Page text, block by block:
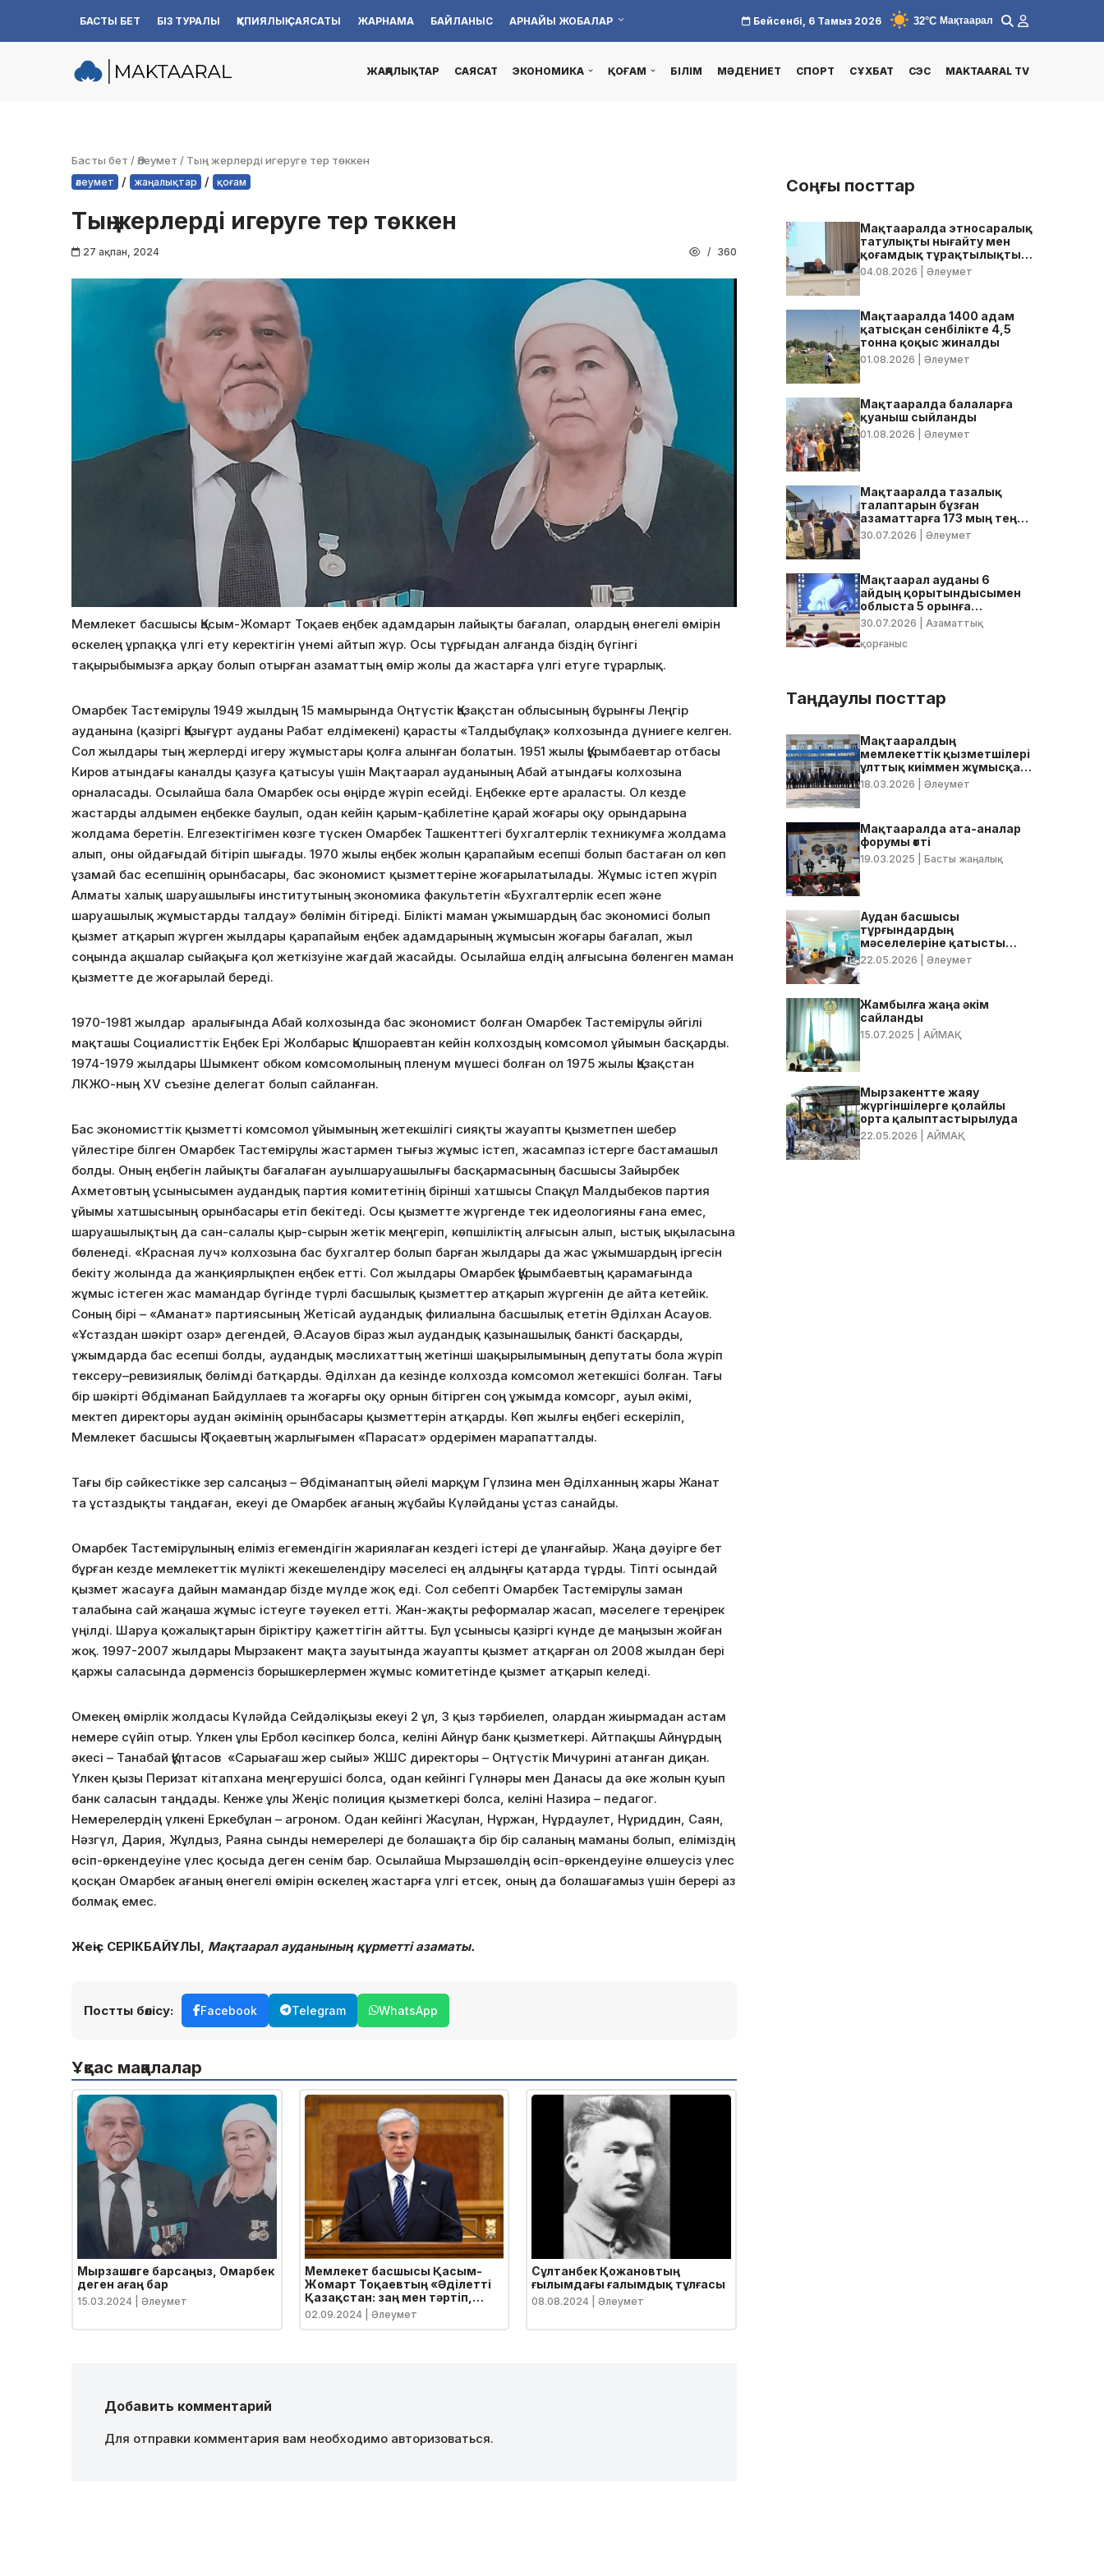
Skip
БАСТЫ БЕТ БІЗ ТУРАЛЫ ҚҰПИЯЛЫҚ САЯСАТЫ ЖАРНАМА БАЙЛАНЫС АРНАЙЫ ЖОБАЛАР Бейсенбі, 6 Тамыз 2026 32°C Мақтаарал
ЖАҢАЛЫҚТАР САЯСАТ ЭКОНОМИКА ҚОҒАМ БІЛІМ МӘДЕНИЕТ СПОРТ СҰХБАТ СЭС MAKTAARAL TV
Басты бет /Әлеумет / Тың жерлерді игеруге тер төккен
әлеумет / жаңалықтар / қоғам
Тың жерлерді игеруге тер төккен
27 ақпан, 2024 360
Мемлекет басшысы Қасым-Жомарт Тоқаев еңбек адамдарын лайықты бағалап, олардың өнегелі өмірін
өскелең ұрпаққа үлгі ету керектігін үнемі айтып жүр. Осы тұрғыдан алғанда біздің бүгінгі
тақырыбымызға арқау болып отырған азаматтың өмір жолы да жастарға үлгі етуге тұрарлық.
Омарбек Тастемірұлы 1949 жылдың 15 мамырында Оңтүстік Қазақстан облысының бұрынғы Леңгір
ауданына (қазіргі Қазығұрт ауданы Рабат елдімекені) қарасты «Талдыбұлақ» колхозында дүниеге келген.
Сол жылдары тың жерлерді игеру жұмыстары қолға алынған болатын. 1951 жылы Құрымбаевтар отбасы
Киров атындағы каналды қазуға қатысуы үшін Мақтаарал ауданының Абай атындағы колхозына
орналасады. Осылайша бала Омарбек осы өңірде жүріп есейді. Еңбекке ерте араласты. Ол кезде
жастарды алдымен еңбекке баулып, одан кейін қарым-қабілетіне қарай жоғары оқу орындарына
жолдама беретін. Елгезектігімен көзге түскен Омарбек Ташкенттегі бухгалтерлік техникумға жолдама
алып, оны ойдағыдай бітіріп шығады. 1970 жылы еңбек жолын қарапайым есепші болып бастаған ол көп
ұзамай бас есепшінің орынбасары, бас экономист қызметтеріне жоғарылатылады. Жұмыс істеп жүріп
Алматы халық шаруашылығы институтының экономика факультетін «Бухгалтерлік есеп және
шаруашылық жұмыстарды талдау» бөлімін бітіреді. Білікті маман ұжымшардың бас экономисі болып
қызмет атқарып жүрген жылдары қарапайым еңбек адамдарының жұмысын жоғары бағалап, жыл
соңында ақшалар сыйақыға қол жеткізуіне жағдай жасайды. Осылайша елдің алғысына бөленген маман
қызметте де жоғарылай береді.
1970-1981 жылдар аралығында Абай колхозында бас экономист болған Омарбек Тастемірұлы әйгілі
мақташы Социалисттік Еңбек Ері Жолбарыс Қалшораевтан кейін колхоздың комсомол ұйымын басқарды.
1974-1979 жылдары Шымкент обком комсомолының пленум мүшесі болған ол 1975 жылы Қазақстан
ЛКЖО-ның XV съезіне делегат болып сайланған.
Бас экономисттік қызметті комсомол ұйымының жетекшілігі сияқты жауапты қызметпен шебер
үйлестіре білген Омарбек Тастемірұлы жастармен тығыз жұмыс істеп, жасампаз істерге бастамашыл
болды. Оның еңбегін лайықты бағалаған ауылшаруашылығы басқармасының басшысы Зайырбек
Ахметовтың ұсынысымен аудандық партия комитетінің бірінші хатшысы Спақұл Малдыбеков партия
ұйымы хатшысының орынбасары етіп бекітеді. Осы қызметте жүргенде тек идеологияны ғана емес,
шаруашылықтың да сан-салалы қыр-сырын жетік меңгеріп, көпшіліктің алғысын алып, ыстық ықыласына
бөленеді. «Красная луч» колхозына бас бухгалтер болып барған жылдары да жас ұжымшардың іргесін
бекіту жолында да жанқиярлықпен еңбек етті. Сол жылдары Омарбек Құрымбаевтың қарамағында
жұмыс істеген жас мамандар бүгінде түрлі басшылық қызметтер атқарып жүргенін де айта кетейік.
Соның бірі – «Аманат» партиясының Жетісай аудандық филиалына басшылық ететін Әділхан Асауов.
«Ұстаздан шәкірт озар» дегендей, Ә.Асауов біраз жыл аудандық қазынашылық банкті басқарды,
ұжымдарда бас есепші болды, аудандық мәслихаттың жетінші шақырылымының депутаты бола жүріп
тексеру–ревизиялық бөлімді батқарды. Әділхан да кезінде колхозда комсомол жетекшісі болған. Тағы
бір шәкірті Әбдіманап Байдуллаев та жоғарғы оқу орнын бітірген соң ұжымда комсорг, ауыл әкімі,
мектеп директоры аудан әкімінің орынбасары қызметтерін атқарды. Көп жылғы еңбегі ескеріліп,
Мемлекет басшысы Қ.Тоқаевтың жарлығымен «Парасат» ордерімен марапатталды.
Тағы бір сәйкестікке зер салсаңыз – Әбдіманаптың әйелі марқұм Гүлзина мен Әділханның жары Жанат
та ұстаздықты таңдаған, екеуі де Омарбек ағаның жұбайы Күләйданы ұстаз санайды.
Омарбек Тастемірұлының еліміз егемендігін жариялаған кездегі істері де ұланғайыр. Жаңа дәуірге бет
бұрған кезде мемлекеттік мүлікті жекешелендіру мәселесі ең алдыңғы қатарда тұрды. Тіпті осындай
қызмет жасауға дайын мамандар бізде мүлде жоқ еді. Сол себепті Омарбек Тастемірұлы заман
талабына сай жаңаша жұмыс істеуге тәуекел етті. Жан-жақты реформалар жасап, мәселеге тереңірек
үңілді. Шаруа қожалықтарын біріктіру қажеттігін айтты. Бұл ұсынысы қазіргі күнде де маңызын жойған
жоқ. 1997-2007 жылдары Мырзакент мақта зауытында жауапты қызмет атқарған ол 2008 жылдан бері
қаржы саласында дәрменсіз борышкерлермен жұмыс комитетінде қызмет атқарып келеді.
Омекең өмірлік жолдасы Күләйда Сейдәліқызы екеуі 2 ұл, 3 қыз тәрбиелеп, олардан жиырмадан астам
немере сүйіп отыр. Үлкен ұлы Ербол кәсіпкер болса, келіні Айнұр банк қызметкері. Айтпақшы Айнұрдың
әкесі – Танабай Құлтасов «Сарыағаш жер сыйы» ЖШС директоры – Оңтүстік Мичурині атанған диқан.
Үлкен қызы Перизат кітапхана меңгерушісі болса, одан кейінгі Гүлнәры мен Данасы да әке жолын қуып
банк саласын таңдады. Кенже ұлы Жеңіс полиция қызметкері болса, келіні Назира – педагог.
Немерелердің үлкені Еркебұлан – агроном. Одан кейінгі Жасұлан, Нұржан, Нұрдаулет, Нұриддин, Саян,
Нәзгүл, Дария, Жұлдыз, Раяна сынды немерелері де болашақта бір бір саланың маманы болып, еліміздің
өсіп-өркендеуіне үлес қосыда деген сенім бар. Осылайша Мырзашөлдің өсіп-өркендеуіне өлшеусіз үлес
қосқан Омарбек ағаның өнегелі өмірін өскелең жастарға үлгі етсек, оның да болашағамыз үшін берері аз
болмақ емес.
Жеңіс СЕРІКБАЙҰЛЫ, Мақтаарал ауданының құрметті азаматы.
Постты бөлісу: Facebook Telegram WhatsApp
Ұқсас мақалалар
Мырзашөлге барсаңыз, Омарбек
деген ағаң бар
15.03.2024 | Әлеумет
Мемлекет басшысы Қасым-
Жомарт Тоқаевтың «Әділетті
Қазақстан: заң мен тәртіп,
экономикалық өсім, қоғамдық
оптимизм» атты Қазақстан
02.09.2024| Әлеумет
Сұлтанбек Қожановтың
ғылымдағы ғалымдық тұлғасы
08.08.2024 | Әлеумет
Добавить комментарий
Для отправки комментария вам необходимо авторизоваться.
Соңғы посттар
Мақтааралда этносаралық
татулықты нығайту мен
қоғамдық тұрақтылықты
қамтамасыз ету бойынша
жедел кеңес өтті
04.08.2026 | Әлеумет
Мақтааралда 1400 адам
қатысқан сенбілікте 4,5
тонна қоқыс жиналды
01.08.2026 | Әлеумет
Мақтааралда балаларға
қуаныш сыйланды
01.08.2026 | Әлеумет
Мақтааралда тазалық
талаптарын бұзған
азаматтарға 173 мың теңге
көлемінде айыппұл
30.07.2026 | Әлеумет
Мақтаарал ауданы 6
айдың қорытындысымен
облыста 5 орынға
тұрақтады
30.07.2026 | Азаматтық
қорғаныс
Таңдаулы посттар
Мақтааралдың
мемлекеттік қызметшілері
ұлттық киіммен жұмысқа
келді
18.03.2026 | Әлеумет
Мақтааралда ата-аналар
форумы өтті
19.03.2025 | Басты жаңалық
Аудан басшысы
тұрғындардың
мәселелеріне қатысты
нақты тапсырмалар берді
22.05.2026 | Әлеумет
Жамбылға жаңа әкім
сайланды
15.07.2025 | АЙМАҚ
Мырзакентте жаяу
жүргіншілерге қолайлы
орта қалыптастырылуда
22.05.2026 | АЙМАҚ